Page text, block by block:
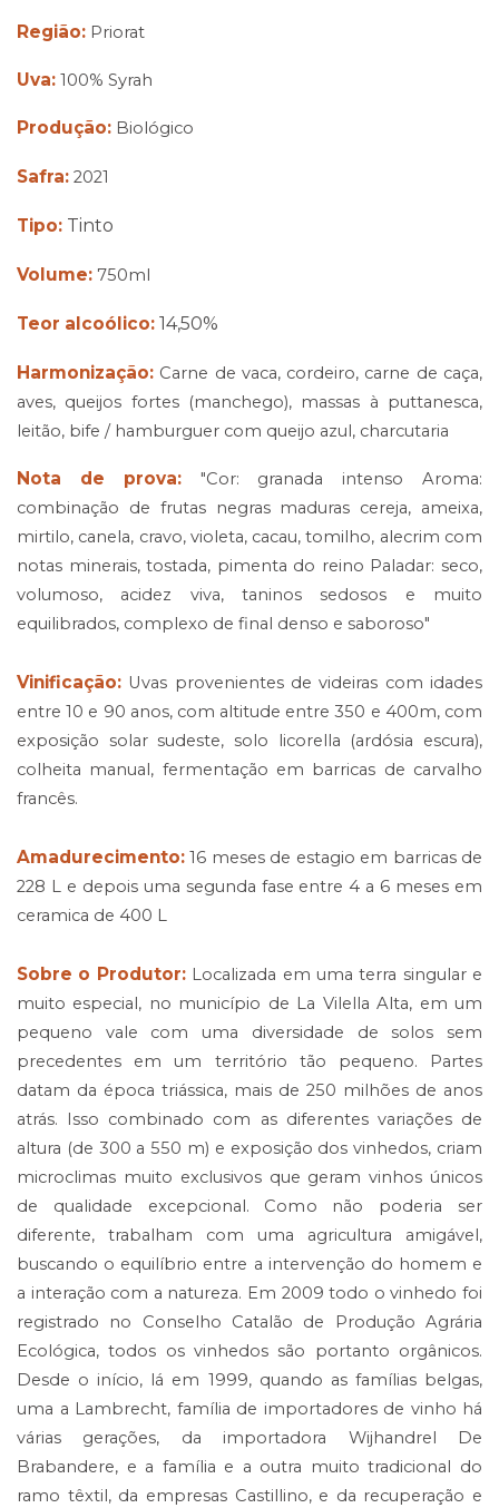
Região: Priorat
Uva: 100% Syrah
Produção: Biológico
Safra: 2021
Tipo: Tinto
Volume: 750ml
Teor alcoólico: 14,50%
Harmonização: Carne de vaca, cordeiro, carne de caça,
aves, queijos fortes (manchego), massas à puttanesca,
leitão, bife / hamburguer com queijo azul, charcutaria
Nota de prova:
"Cor: granada intenso Aroma:
combinação de frutas negras maduras cereja, ameixa,
mirtilo, canela, cravo, violeta, cacau, tomilho, alecrim com
notas minerais, tostada, pimenta do reino Paladar: seco,
volumoso, acidez viva, taninos sedosos e muito
equilibrados, complexo de final denso e saboroso"
Vinificação: Uvas provenientes de videiras com idades
entre 10 e 90 anos, com altitude entre 350 e 400m, com
exposição solar sudeste, solo licorella (ardósia escura),
colheita manual, fermentação em barricas de carvalho
francês.
Amadurecimento: 16 meses de estagio em barricas de
228 L e depois uma segunda fase entre 4 a 6 meses em
ceramica de 400 L
Sobre o Produtor: Localizada em uma terra singular e
muito especial, no município de La Vilella Alta, em um
pequeno vale com uma diversidade de solos sem
precedentes em um território tão pequeno. Partes
datam da época triássica, mais de 250 milhões de anos
atrás. Isso combinado com as diferentes variações de
altura (de 300 a 550 m) e exposição dos vinhedos, criam
microclimas muito exclusivos que geram vinhos únicos
de qualidade excepcional. Como não poderia ser
diferente, trabalham com uma agricultura amigável,
buscando o equilíbrio entre a intervenção do homem e
a interação com a natureza. Em 2009 todo o vinhedo foi
registrado no Conselho Catalão de Produção Agrária
Ecológica, todos os vinhedos são portanto orgânicos.
Desde o início, lá em 1999, quando as famílias belgas,
uma a Lambrecht, família de importadores de vinho há
várias gerações, da importadora Wijhandrel De
Brabandere, e a família e a outra muito tradicional do
ramo têxtil, da empresas Castillino, e da recuperação e